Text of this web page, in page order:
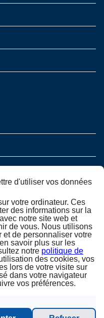
/ 8 cabines)
d'utiliser vos données
votre ordinateur. Ces
des informations sur la
notre site web et
de vous. Nous utilisons
et de personnaliser votre
savoir plus sur les
notre politique de
des cookies, vos
lors de votre visite sur
dans votre navigateur
vos préférences.